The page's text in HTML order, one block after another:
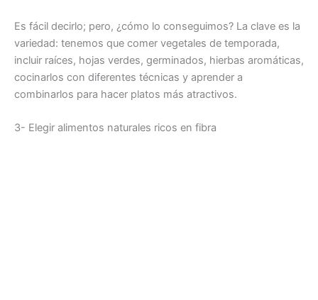
Es fácil decirlo; pero, ¿cómo lo conseguimos? La clave es la
variedad: tenemos que comer vegetales de temporada,
incluir raíces, hojas verdes, germinados, hierbas aromáticas,
cocinarlos con diferentes técnicas y aprender a
combinarlos para hacer platos más atractivos.
3- Elegir alimentos naturales ricos en fibra